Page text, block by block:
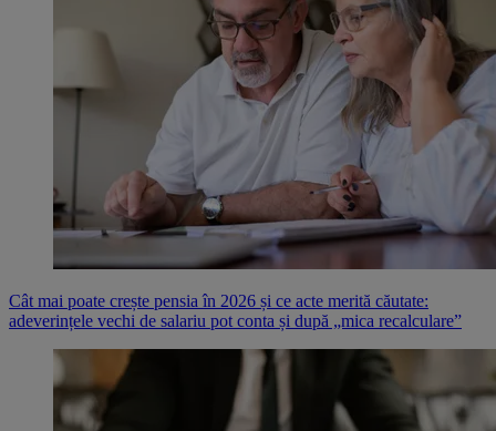
Cât mai poate crește pensia în 2026 și ce acte merită căutate:
adeverințele vechi de salariu pot conta și după „mica recalculare”